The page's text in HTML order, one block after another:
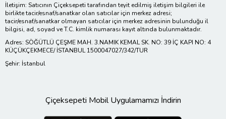
İletişim: Satıcının Çiçeksepeti tarafından teyit edilmiş iletişim bilgileri ile
birlikte tacir/esnaf/sanatkar olan satıcılar için merkez adresi;
tacir/esnaf/sanatkar olmayan satıcılar için merkez adresinin bulunduğu il
bilgisi, ad, soyad ve T.C. kimlik numarası kayıt altında bulunmaktadır.
Adres: SÖĞÜTLÜ ÇEŞME MAH. 3.NAMIK KEMAL SK. NO: 39 İÇ KAPI NO: 4
KÜÇÜKÇEKMECE/ İSTANBUL 1500047027/342/TUR
Şehir: İstanbul
Çiçeksepeti Mobil Uygulamamızı İndirin